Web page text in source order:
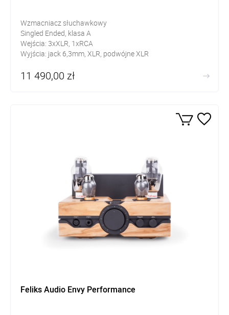
Wzmacniacz słuchawkowy
Singled Ended, klasa A
Wejścia: 3xXLR, 1xRCA
Wyjścia: jack 6,3mm, XLR, podwójne XLR
11 490,00 zł
Feliks Audio Envy Performance